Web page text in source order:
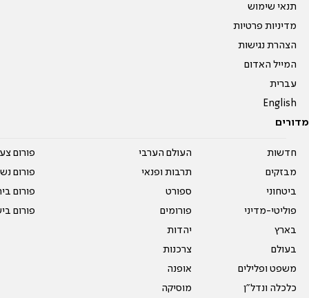
תנאי שימוש
מדיניות פרטיות
הצהרת נגישות
המייל האדום
עברית
English
מדורים
חדשות
מבזקים
ביטחוני
פוליטי-מדיני
בארץ
בעולם
משפט ופלילים
כלכלה ונדל"ן
העולם הערבי
תרבות ופנאי
ספורט
פורומים
יהדות
צרכנות
אופנה
מוסיקה
פורום
פורום
פורום
פורום